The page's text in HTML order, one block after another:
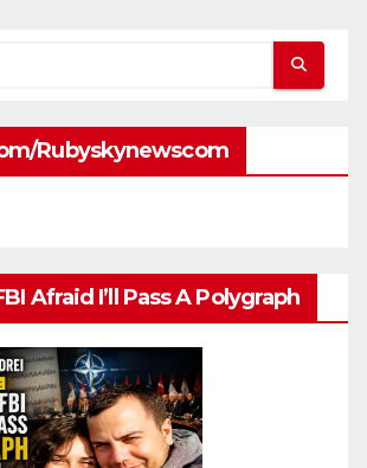
rubyskynewscom
Afraid I’ll Pass A Polygraph